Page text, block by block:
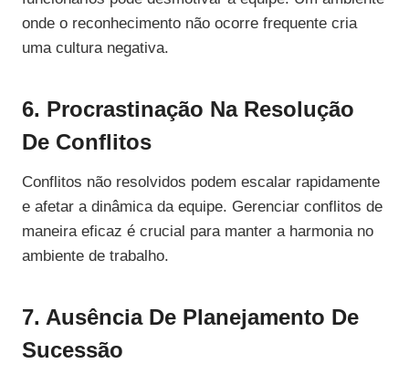
onde o reconhecimento não ocorre frequente cria
uma cultura negativa.
6. Procrastinação Na Resolução
De Conflitos
Conflitos não resolvidos podem escalar rapidamente
e afetar a dinâmica da equipe. Gerenciar conflitos de
maneira eficaz é crucial para manter a harmonia no
ambiente de trabalho.
7. Ausência De Planejamento De
Sucessão